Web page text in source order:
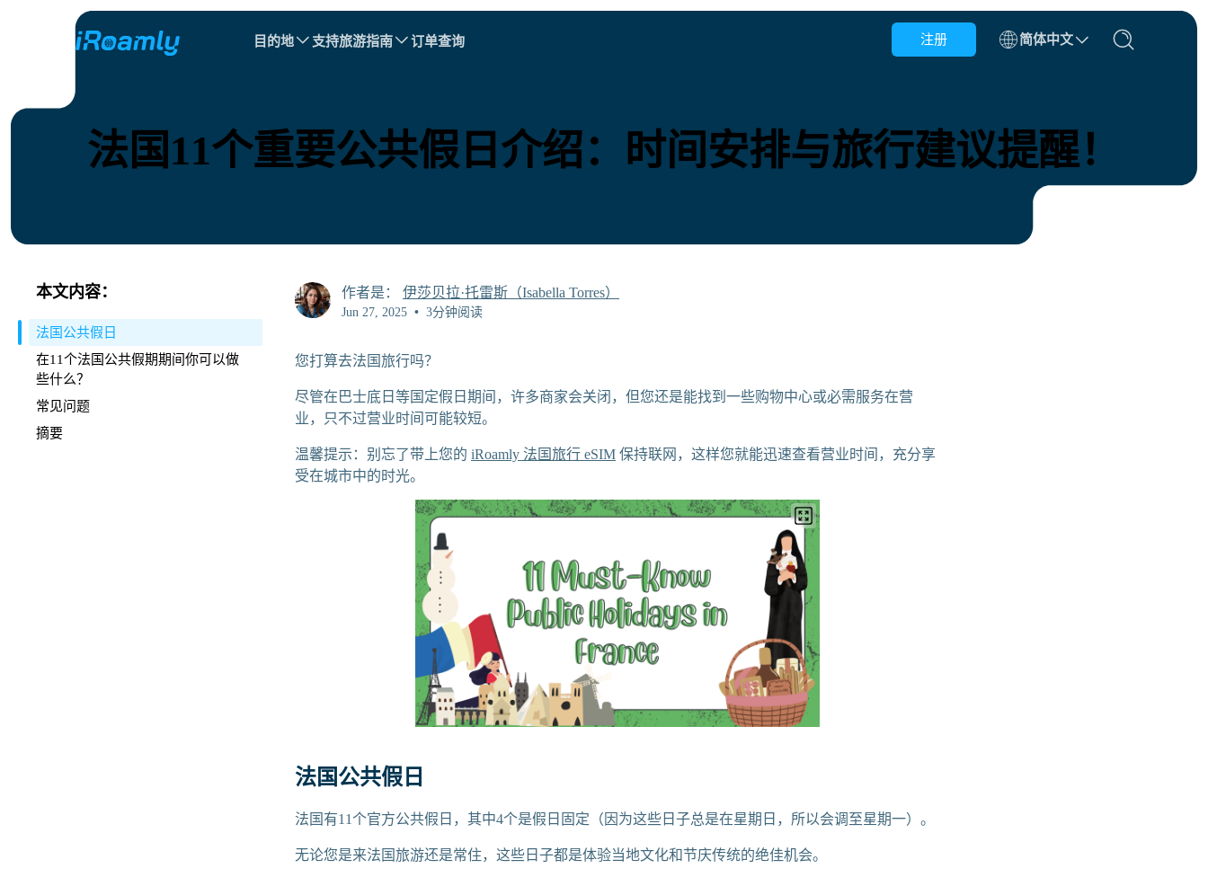
目的地 支持旅游指南 订单查询 注册 简体中文
区域eSIM
白俄罗斯 比利时 文莱 保加利亚 柬埔寨
克罗地亚
法国11个重要公共假日介绍：时间安排与旅行建议提醒！
本文内容：
法国公共假日
在11个法国公共假期期间你可以做
些什么？
常见问题
摘要
作者是： 伊莎贝拉·托雷斯（Isabella Torres）
Jun 27, 2025 • 3分钟阅读
您打算去法国旅行吗？
尽管在巴士底日等国定假日期间，许多商家会关闭，但您还是能找到一些购物中心或必需服务在营
业，只不过营业时间可能较短。
温馨提示：别忘了带上您的 iRoamly 法国旅行 eSIM 保持联网，这样您就能迅速查看营业时间，充分享
受在城市中的时光。
法国公共假日
法国有11个官方公共假日，其中4个是假日固定（因为这些日子总是在星期日，所以会调至星期一）。
无论您是来法国旅游还是常住，这些日子都是体验当地文化和节庆传统的绝佳机会。